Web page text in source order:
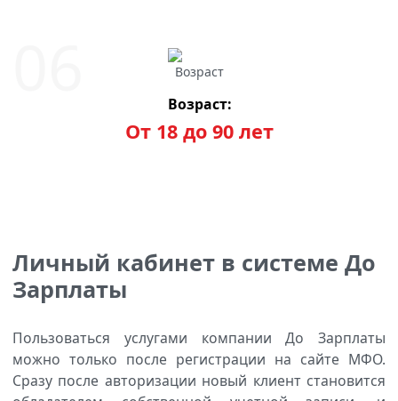
Возраст:
От 18 до 90 лет
Личный кабинет в системе До
Зарплаты
Пользоваться услугами компании До Зарплаты
можно только после регистрации на сайте МФО.
Сразу после авторизации новый клиент становится